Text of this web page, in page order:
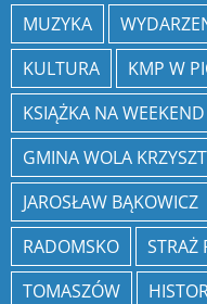
MUZYKA
KULTURA
KMP W
KSIĄŻKA NA WEEKEND
GMINA WOLA
JAROSŁAW BĄKOWICZ
RADOMSKO
STRAŻ
TOMASZÓW